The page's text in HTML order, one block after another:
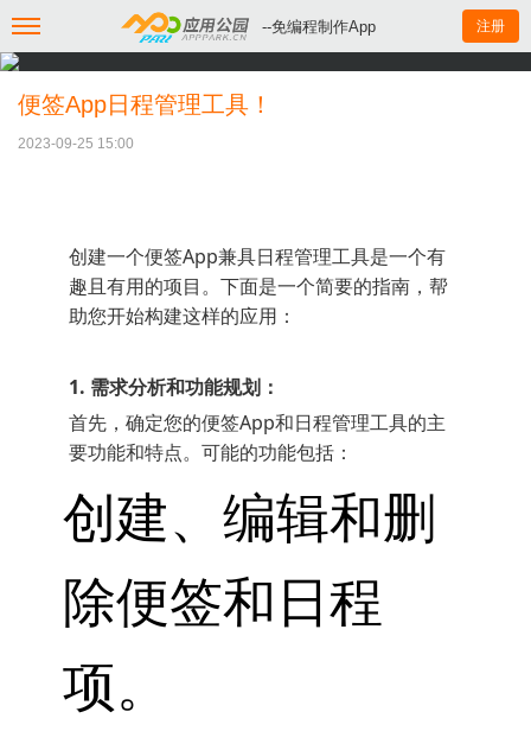
--免编程制作App 注册
便签App日程管理工具！
2023-09-25 15:00
创建一个便签App兼具日程管理工具是一个有
趣且有用的项目。下面是一个简要的指南，帮
助您开始构建这样的应用：
1. 需求分析和功能规划：
首先，确定您的便签App和日程管理工具的主
要功能和特点。可能的功能包括：
创建、编辑和删
除便签和日程
项。